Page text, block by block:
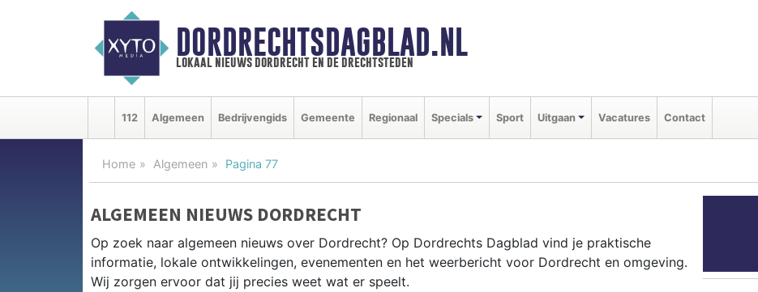
DORDRECHTSDAGBLAD.NL
lokaal nieuws dordrecht en de drechtsteden
112 Algemeen Bedrijvengids Gemeente Regionaal Specials Sport Uitgaan Vacatures Contact
Home Algemeen Pagina 77
ALGEMEEN NIEUWS DORDRECHT
Op zoek naar algemeen nieuws over Dordrecht? Op Dordrechts Dagblad vind je praktische
informatie, lokale ontwikkelingen, evenementen en het weerbericht voor Dordrecht en omgeving.
Wij zorgen ervoor dat jij precies weet wat er speelt.